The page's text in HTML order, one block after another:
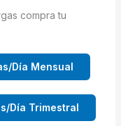
compra tu
Día Mensual
Día Trimestral